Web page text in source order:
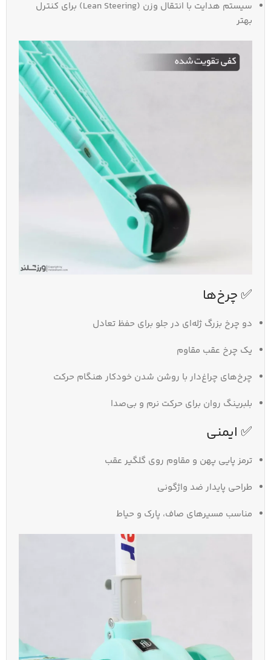
سیستم هدایت با انتقال وزن (Lean Steering) برای کنترل
بهتر
✅ چرخ‌ها
دو چرخ بزرگ ژله‌ای در جلو برای حفظ تعادل
یک چرخ عقب مقاوم
چرخ‌های چراغ‌دار با روشن شدن خودکار هنگام حرکت
بلبرینگ روان برای حرکت نرم و بی‌صدا
✅ ایمنی
ترمز پایی پهن و مقاوم روی گلگیر عقب
طراحی پایدار ضد واژگونی
مناسب مسیرهای صاف، پارک و حیاط